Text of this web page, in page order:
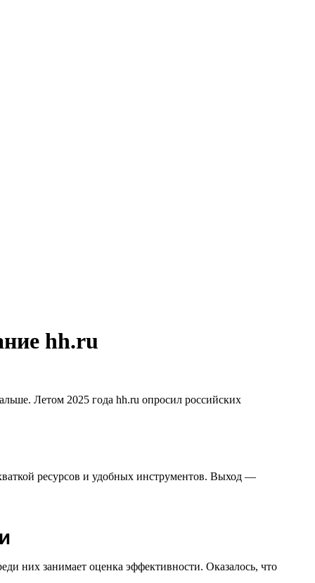
hh.ru
Летом 2025 года hh.ru опросил российских
ресурсов и удобных инструментов. Выход —
них занимает оценка эффективности. Оказалось, что